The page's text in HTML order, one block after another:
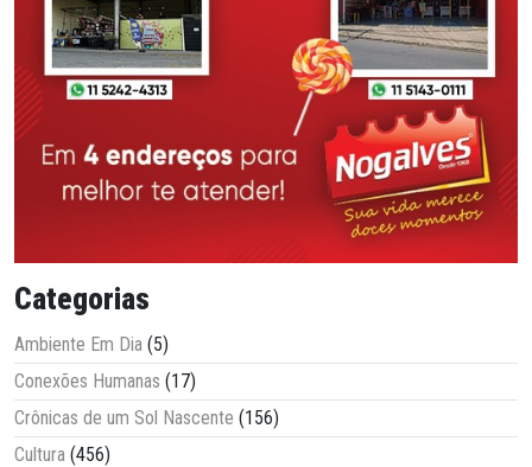
Categorias
Ambiente Em Dia (5)
Conexões Humanas (17)
Crônicas de um Sol Nascente (156)
Cultura (456)